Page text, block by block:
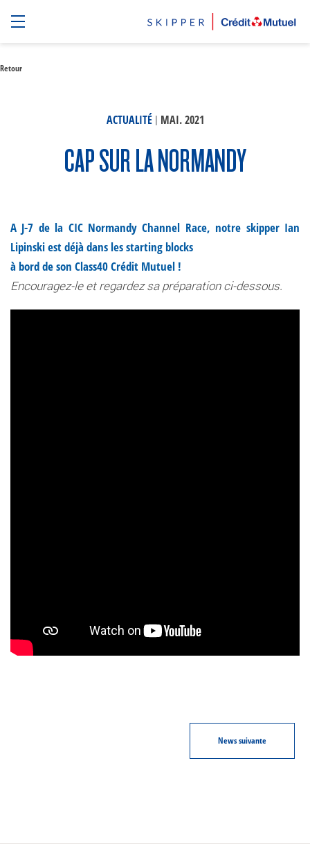
Retour
ACTUALITÉ| MAI. 2021
CAP SUR LA NORMANDY
A J-7 de la CIC Normandy Channel Race, notre skipper Ian
Lipinski est déjà dans les starting blocks
à bord de son Class40 Crédit Mutuel !
Encouragez-le et regardez sa préparation ci-dessous.
Newssuivante